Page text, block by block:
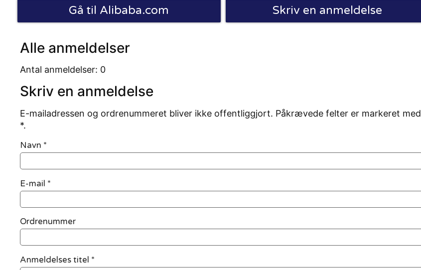
Gå til Alibaba.com Skriv en anmeldelse
Alle anmeldelser
Antal anmeldelser: 0
Skriv en anmeldelse
E-mailadressen og ordrenummeret bliver ikke offentliggjort. Påkrævede felter er markeret med
*.
Navn *
E-mail *
Ordrenummer
Anmeldelses titel *